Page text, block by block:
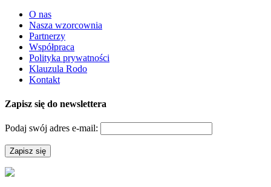
O nas
Nasza wzorcownia
Partnerzy
Współpraca
Polityka prywatności
Klauzula Rodo
Kontakt
Zapisz się do newslettera
Podaj swój adres e-mail: